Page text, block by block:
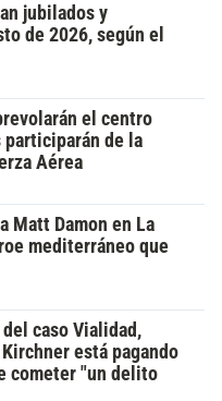
jubilados y
de 2026, según el
el centro
de la
Aérea
Matt Damon en La
mediterráneo que
caso Vialidad,
está pagando
cometer "un delito